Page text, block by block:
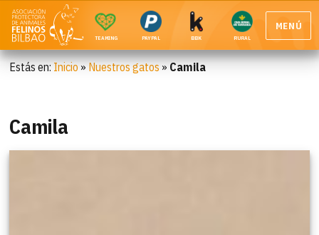
TEAMING PAYPAL BBK RURAL
MENÚ
Estás en: Inicio » Nuestros gatos » Camila
Camila